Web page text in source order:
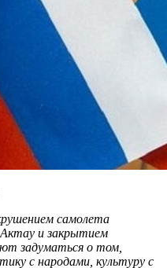
самолета
Актау и закрытием
задуматься о том,
с народами, культуру с